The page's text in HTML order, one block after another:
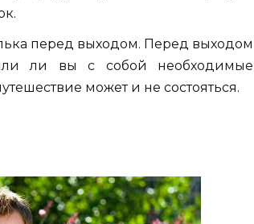
перед выходом. Перед выходом
ли вы с собой необходимые
может и не состояться.